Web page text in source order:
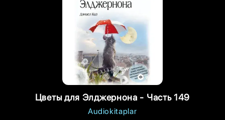
Цветы для Элджернона - Часть 149
Audiokitaplar